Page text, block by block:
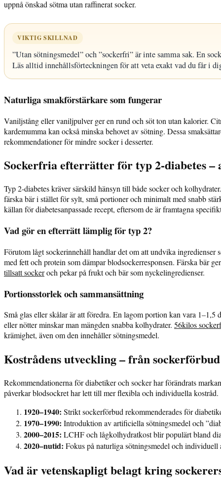
uppnå önskad sötma utan raffinerat socker.
VIKTIG SKILLNAD
”Utan sötningsmedel” och ”sockerfri” är inte samma sak. En
Läs alltid innehållsförteckningen för att veta exakt vad du får i
Naturliga smakförstärkare som fungerar
Vaniljstång eller vaniljpulver ger en rund och söt ton utan kalorier.
kardemumma kan också minska behovet av sötning. Dessa
rekommendationer för mindre socker i desserter.
Sockerfria efterrätter för typ 2-diabetes –
Typ 2-diabetes kräver särskild hänsyn till både socker och
färska bär i stället för sylt, små portioner och minimalt med snabb
källan för diabetesanpassade recept, eftersom de är framtagna
Vad gör en efterrätt lämplig för typ 2?
Förutom lågt sockerinnehåll handlar det om att undvika
med fett och protein som dämpar blodsockerresponsen. Färska bär
tillsatt sockeroch pekar på frukt och bär som nyckelingredienser.
Portionsstorlek och sammansättning
Små glas eller skålar är att föredra. En lagom portion kan vara
eller nötter minskar man mängden snabba kolhydrater. 56kilos
krämighet, även om den innehåller sötningsmedel.
Kostrådens utveckling – från
Rekommendationerna för diabetiker och socker har förändrats
påverkar blodsockret har lett till mer flexibla och individuella kostråd.
1920–1940: Strikt sockerförbud rekommenderades för
1970–1990: Introduktion av artificiella sötningsmedel och
2000–2015: LCHF och lågkolhydratkost blir populärt bland
2020–nutid: Fokus på naturliga sötningsmedel och individuell
Vad är vetenskapligt belagt kring